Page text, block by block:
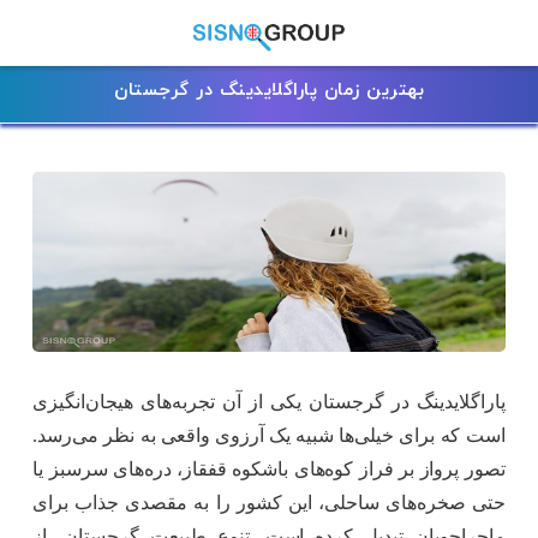
بهترین زمان پاراگلایدینگ در گرجستان
پاراگلایدینگ در گرجستان یکی از آن تجربه‌های هیجان‌انگیزی
است که برای خیلی‌ها شبیه یک آرزوی واقعی به نظر می‌رسد.
تصور پرواز بر فراز کوه‌های باشکوه قفقاز، دره‌های سرسبز یا
حتی صخره‌های ساحلی، این کشور را به مقصدی جذاب برای